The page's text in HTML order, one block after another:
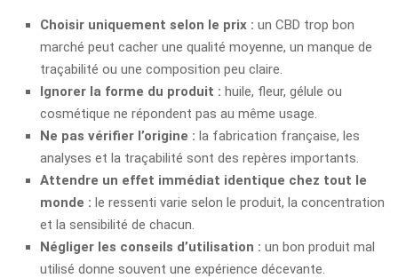
Choisir uniquement selon le prix : un CBD trop bon
marché peut cacher une qualité moyenne, un manque de
traçabilité ou une composition peu claire.
Ignorer la forme du produit : huile, fleur, gélule ou
cosmétique ne répondent pas au même usage.
Ne pas vérifier l’origine : la fabrication française, les
analyses et la traçabilité sont des repères importants.
Attendre un effet immédiat identique chez tout le
monde : le ressenti varie selon le produit, la concentration
et la sensibilité de chacun.
Négliger les conseils d’utilisation : un bon produit mal
utilisé donne souvent une expérience décevante.